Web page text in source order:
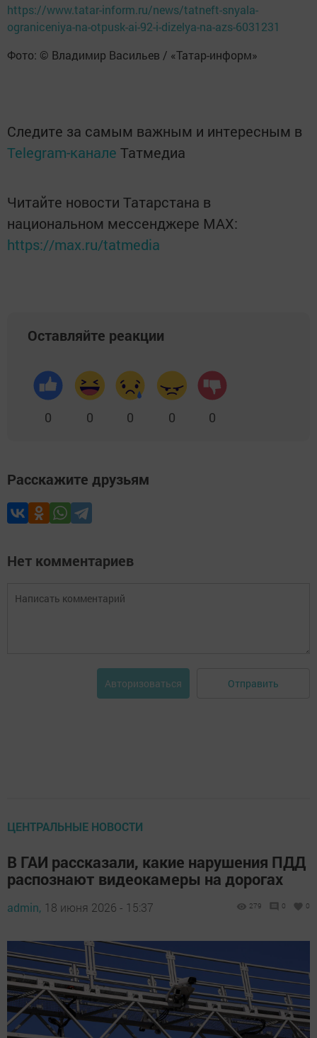
https://www.tatar-inform.ru/news/tatneft-snyala-
ograniceniya-na-otpusk-ai-92-i-dizelya-na-azs-6031231
Фото: © Владимир Васильев / «Татар-информ»
Следите за самым важным и интересным в
Telegram-канале Татмедиа
Читайте новости Татарстана в
национальном мессенджере MАХ:
https://max.ru/tatmedia
Оставляйте реакции
0 0 0 0 0
Расскажите друзьям
Нет комментариев
Авторизоваться Отправить
ЦЕНТРАЛЬНЫЕ НОВОСТИ
В ГАИ рассказали, какие нарушения ПДД
распознают видеокамеры на дорогах
admin, 18 июня 2026 - 15:37 279 0 0